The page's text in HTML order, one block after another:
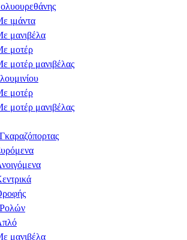
ιμάντα
μανιβέλα
μοτέρ
μοτέρ μανιβέλας
μοτέρ
μοτέρ μανιβέλας
μανιβέλα